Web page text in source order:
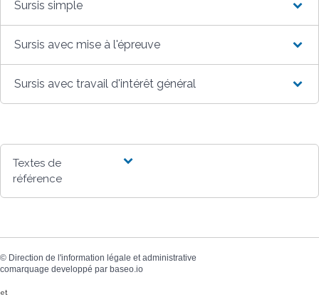
Sursis simple
Sursis avec mise à l'épreuve
Sursis avec travail d'intérêt général
Textes de
référence
© Direction de l'information légale et administrative
comarquage developpé par baseo.io
et